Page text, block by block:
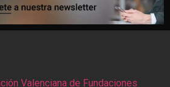
Valenciana de Fundaciones